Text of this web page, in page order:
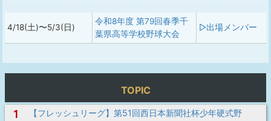
4/18(土)〜5/3(日)
令和8年度 第79回春季千
葉県高等学校野球大会
▷出場メンバー
TOPIC
1
【フレッシュリーグ】第51回西日本新聞社杯少年硬式野